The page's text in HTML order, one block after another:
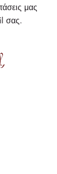
μας
σας.